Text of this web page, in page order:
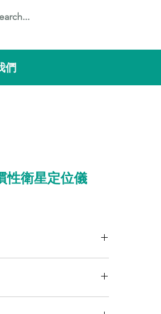
們
性衛星定位儀
整合技術，給合成一